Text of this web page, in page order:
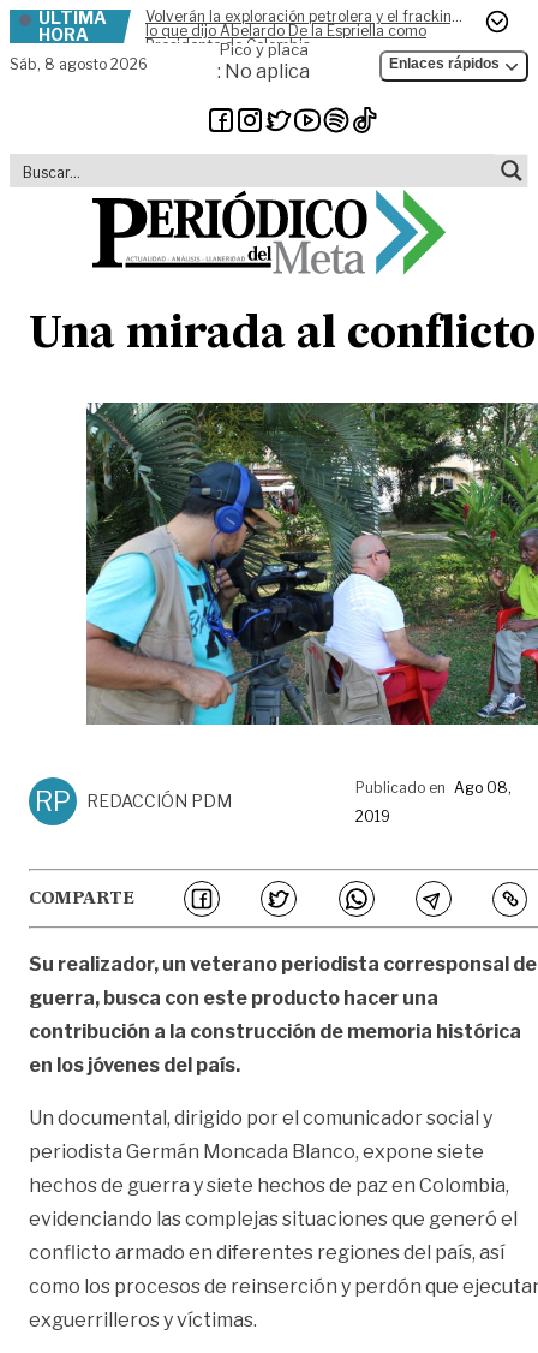
Skip to content
ÚLTIMA
HORA
Volverán la exploración petrolera y el fracking,
lo que dijo Abelardo De la Espriella como
Presidente de Colombia
Sáb, 8 agosto 2026
Pico y placa
: No aplica Enlaces rápidos
Una mirada al conflicto
RP REDACCIÓN PDM
Publicado en Ago 08,
2019
COMPARTE
Su realizador, un veterano periodista corresponsal de
guerra, busca con este producto hacer una
contribución a la construcción de memoria histórica
en los jóvenes del país.
Un documental, dirigido por el comunicador social y
periodista Germán Moncada Blanco, expone siete
hechos de guerra y siete hechos de paz en Colombia,
evidenciando las complejas situaciones que generó el
conflicto armado en diferentes regiones del país, así
como los procesos de reinserción y perdón que
exguerrilleros y víctimas.